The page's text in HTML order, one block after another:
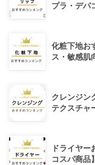
プラ・デパ
化粧下地お
ス・敏感肌
クレンジン
テクスチャ
ドライヤー
コスパ商品】